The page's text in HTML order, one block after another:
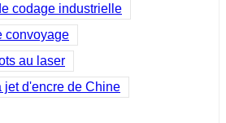
codage industrielle
convoyage
au laser
jet d'encre de Chine